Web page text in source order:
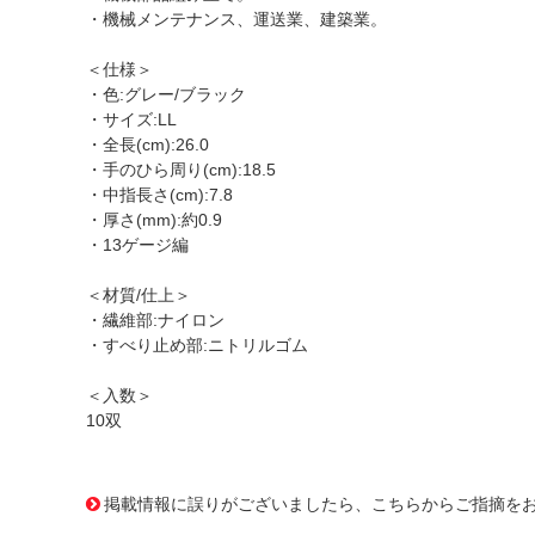
・機械メンテナンス、運送業、建築業。
＜仕様＞
・色:グレー/ブラック
・サイズ:LL
・全長(cm):26.0
・手のひら周り(cm):18.5
・中指長さ(cm):7.8
・厚さ(mm):約0.9
・13ゲージ編
＜材質/仕上＞
・繊維部:ナイロン
・すべり止め部:ニトリルゴム
＜入数＞
10双
掲載情報に誤りがございましたら、こちらからご指摘を